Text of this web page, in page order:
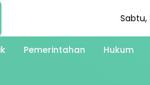
Sabtu,
Pemerintahan Hukum